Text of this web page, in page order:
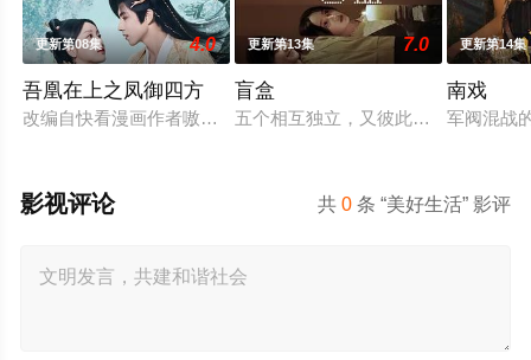
更新第08集 4.0
吾凰在上之凤御四方
改编自快看漫画作者嗷小泽的独家连载漫画《吾凰在上》。现
更新第13集 7.0
盲盒
五个相互独立，又彼此呼应的故事——
更新第14集
南戏
军阀混战
共0 条 “美好生活” 影评
影视评论